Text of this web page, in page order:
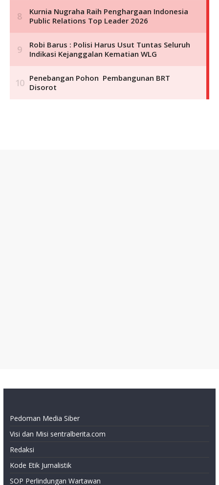
Pedoman Media Siber
Visi dan Misi sentralberita.com
Redaksi
Kode Etik Jurnalistik
SOP Perlindungan Wartawan